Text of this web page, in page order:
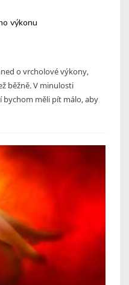
výkonu
o vrcholové výkony,
běžně. V minulosti
bychom měli pít málo, aby